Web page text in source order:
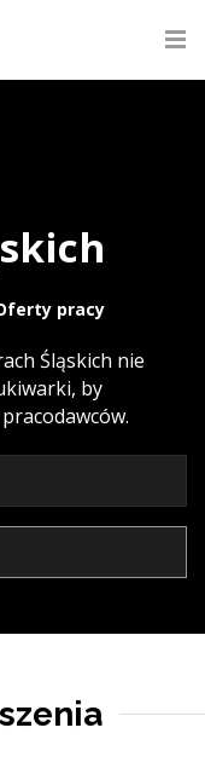
pracy
Śląskich nie
by